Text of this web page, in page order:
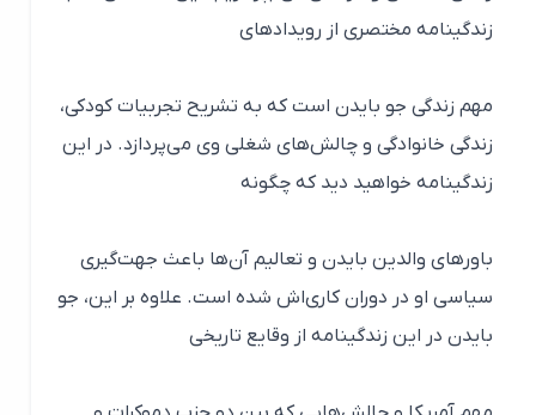
زندگینامه مختصری از رویدادهای
مهم زندگی جو بایدن است که به تشریح تجربیات کودکی،
زندگی خانوادگی و چالش‌های شغلی وی می‌پردازد. در این
زندگینامه خواهید دید که چگونه
باورهای والدین بایدن و تعالیم آن‌ها باعث جهت‌گیری
سیاسی او در دوران کاری‌اش شده است. علاوه ‌بر این، جو
بایدن در این زندگینامه از وقایع تاریخی